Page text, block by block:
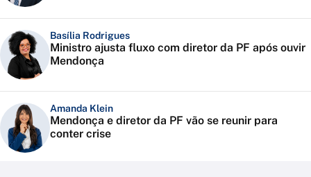
Basília Rodrigues
Ministro ajusta fluxo com diretor da PF após ouvir
Mendonça
Amanda Klein
Mendonça e diretor da PF vão se reunir para
conter crise